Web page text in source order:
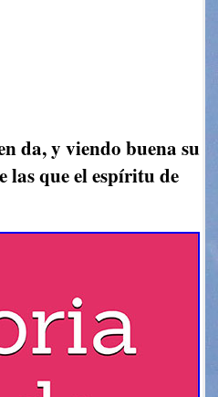
da, y viendo buena su
las que el espíritu de